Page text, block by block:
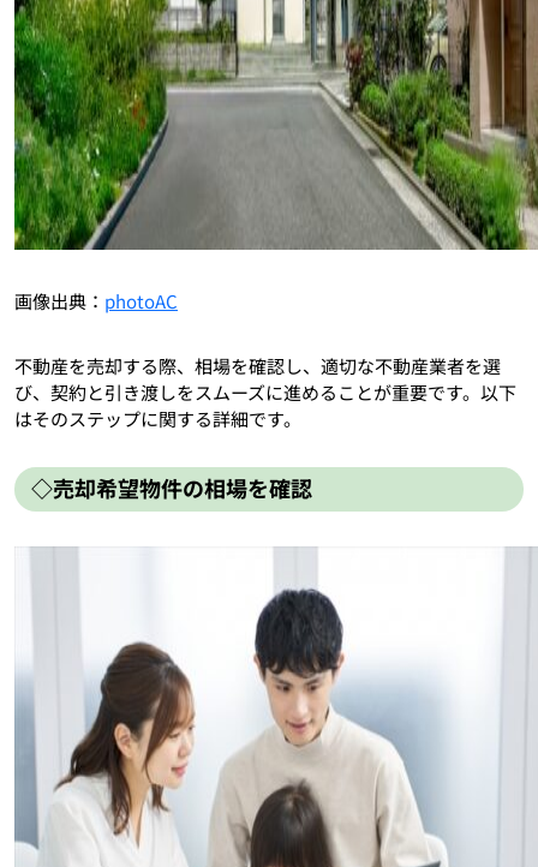
画像出典： photoAC
不動産を売却する際、相場を確認し、適切な不動産業者を選
び、契約と引き渡しをスムーズに進めることが重要です。以下
はそのステップに関する詳細です。
◇売却希望物件の相場を確認